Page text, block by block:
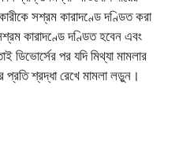
সশ্রম কারাদণ্ডে দণ্ডিত করা
কারাদণ্ডে দণ্ডিত হবেন এবং
ডিভোর্সের পর যদি মিথ্যা মামলার
শ্রদ্ধা রেখে মামলা লড়ুন।